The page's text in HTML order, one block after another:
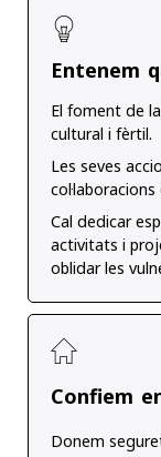
Entenem
El foment de
cultural i fèrtil.
Les seves
Cal dedicar
activitats i
oblidar les
Confiem
Donem